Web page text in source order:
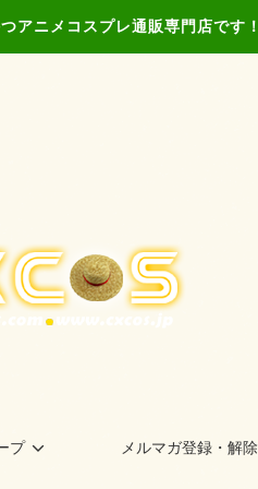
アニメコスプレ通販専門店です！
プ メルマガ登録・解除